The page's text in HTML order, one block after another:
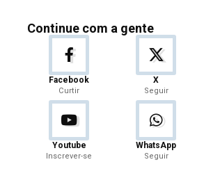
Continue com a gente
Facebook
Curtir
X
Seguir
Youtube
Inscrever-se
WhatsApp
Seguir